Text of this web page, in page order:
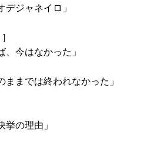
デジャネイロ」
今はなかった」
までは終われなかった」
挙の理由」